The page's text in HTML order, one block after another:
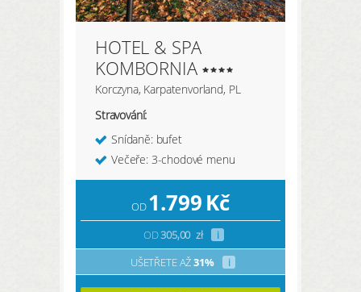
PŘIHLÁSIT
HOTEL & SPA
KOMBORNIA
Korczyna, Karpatenvorland, PL
Stravování:
Snídaně: bufet
Večeře: 3-chodové menu
OD1.799Kč
OD305,00 zł
i
UŠETŘETE AŽ31% i